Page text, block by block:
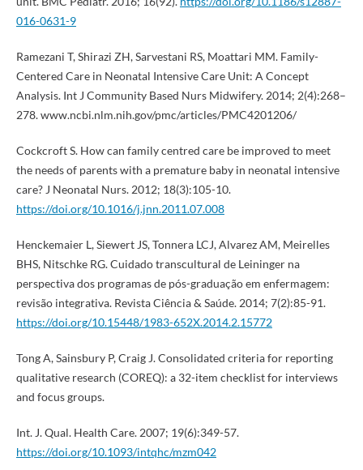
016-0631-9
Ramezani T, Shirazi ZH, Sarvestani RS, Moattari MM. Family-
Centered Care in Neonatal Intensive Care Unit: A Concept
Analysis. Int J Community Based Nurs Midwifery. 2014; 2(4):268–
278. www.ncbi.nlm.nih.gov/pmc/articles/PMC4201206/
Cockcroft S. How can family centred care be improved to meet
the needs of parents with a premature baby in neonatal intensive
care? J Neonatal Nurs. 2012; 18(3):105-10.
https://doi.org/10.1016/j.jnn.2011.07.008
Henckemaier L, Siewert JS, Tonnera LCJ, Alvarez AM, Meirelles
BHS, Nitschke RG. Cuidado transcultural de Leininger na
perspectiva dos programas de pós-graduação em enfermagem:
revisão integrativa. Revista Ciência & Saúde. 2014; 7(2):85-91.
https://doi.org/10.15448/1983-652X.2014.2.15772
Tong A, Sainsbury P, Craig J. Consolidated criteria for reporting
qualitative research (COREQ): a 32-item checklist for interviews
and focus groups.
Int. J. Qual. Health Care. 2007; 19(6):349-57.
https://doi.org/10.1093/intqhc/mzm042